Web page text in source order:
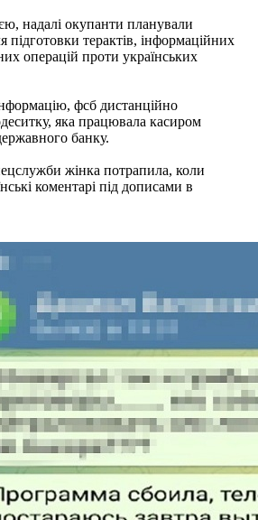
надалі окупанти планували
підготовки терактів, інформаційних
операцій проти українських
фсб дистанційно
яка працювала касиром
банку.
жінка потрапила, коли
коментарі під дописами в